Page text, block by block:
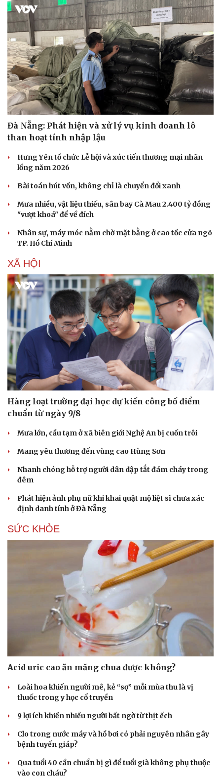
Du lịch
Tư vấn
Săn Tour
check-in
Podcast
Câu chuyện thời sự
Cửa sổ tình yêu
Hạt giống tâm hồn
Đà Nẵng: Phát hiện và xử lý vụ kinh doanh lô
than hoạt tính nhập lậu
Hưng Yên tổ chức Lễ hội và xúc tiến thương mại nhãn
lồng năm 2026
Bài toán hút vốn, không chỉ là chuyển đổi xanh
Mưa nhiều, vật liệu thiếu, sân bay Cà Mau 2.400 tỷ đồng
"vượt khoá" để về đích
Nhân sự, máy móc nằm chờ mặt bằng ở cao tốc cửa ngõ
TP. Hồ Chí Minh
XÃ HỘI
Hàng loạt trường đại học dự kiến công bố điểm
chuẩn từ ngày 9/8
Mưa lớn, cầu tạm ở xã biên giới Nghệ An bị cuốn trôi
Mang yêu thương đến vùng cao Hùng Sơn
Nhanh chóng hỗ trợ người dân dập tắt đám cháy trong
đêm
Phát hiện ảnh phụ nữ khi khai quật mộ liệt sĩ chưa xác
định danh tính ở Đà Nẵng
SỨC KHỎE
Acid uric cao ăn măng chua được không?
Loài hoa khiến người mê, kẻ “sợ” mỗi mùa thu là vị
thuốc trong y học cổ truyền
9 lợi ích khiến nhiều người bất ngờ từ thịt ếch
Clo trong nước máy và hồ bơi có phải nguyên nhân gây
bệnh tuyến giáp?
Qua tuổi 40 cần chuẩn bị gì để tuổi già không phụ thuộc
vào con cháu?